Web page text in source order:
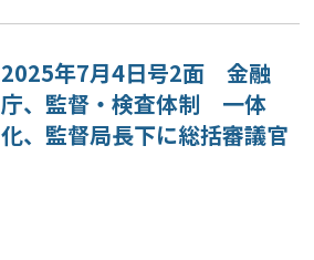
2025年7月4日号2面 金融
庁、監督・検査体制 一体
化、監督局長下に総括審議官